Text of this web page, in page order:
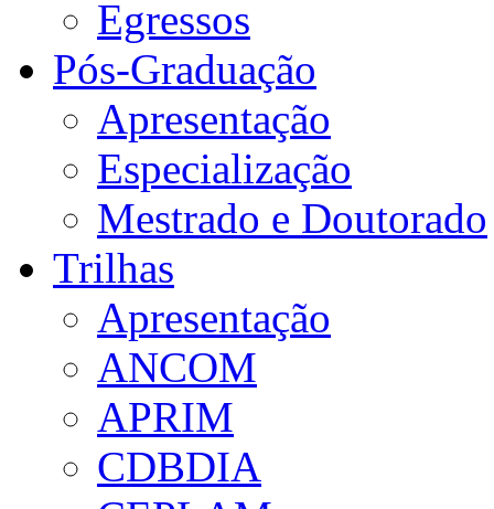
Egressos
Pós-Graduação
Apresentação
Especialização
Mestrado e Doutorado
Trilhas
Apresentação
ANCOM
APRIM
CDBDIA